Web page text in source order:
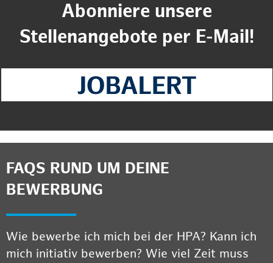
Abonniere unsere
Stellenangebote per E-Mail!
FAQS RUND UM DEINE
BEWERBUNG
Wie bewerbe ich mich bei der HPA? Kann ich
mich initiativ bewerben? Wie viel Zeit muss